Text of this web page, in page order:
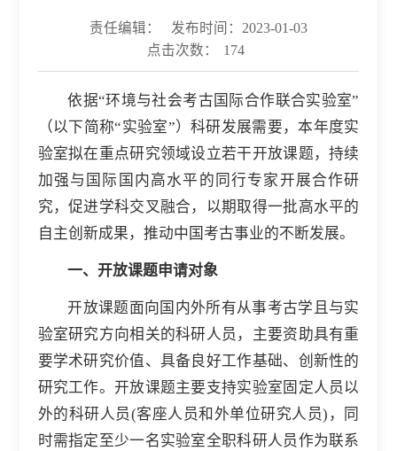
责任编辑：
发布时间：2023-01-03
点击次数：
174
依据“环境与社会考古国际合作联合实验室”
（以下简称“实验室”）科研发展需要，本年度实
验室拟在重点研究领域设立若干开放课题，持续
加强与国际国内高水平的同行专家开展合作研
究，促进学科交叉融合，以期取得一批高水平的
自主创新成果，推动中国考古事业的不断发展。
一、开放课题申请对象
开放课题面向国内外所有从事考古学且与实
验室研究方向相关的科研人员，主要资助具有重
要学术研究价值、具备良好工作基础、创新性的
研究工作。开放课题主要支持实验室固定人员以
外的科研人员(客座人员和外单位研究人员)，同
时需指定至少一名实验室全职科研人员作为联系